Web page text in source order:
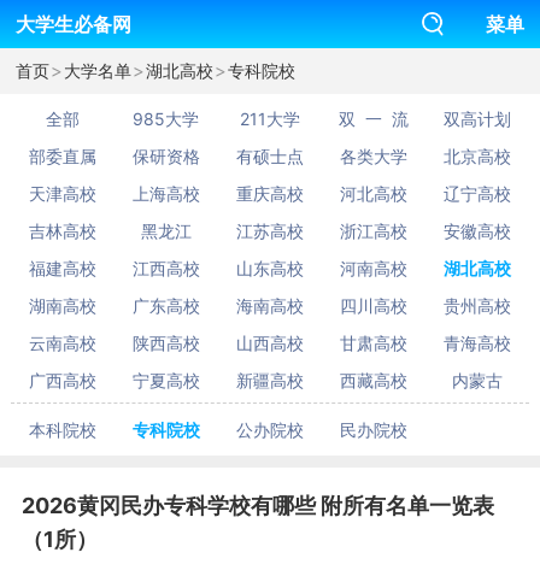
大学生必备网 菜单
首页>大学名单>湖北高校>专科院校
全部 985大学 211大学 双 一 流
双高计划
部委直属
保研资格 有硕士点 各类大学
北京高校
天津高校
上海高校 重庆高校 河北高校
辽宁高校
吉林高校
黑龙江 江苏高校 浙江高校
安徽高校
福建高校
江西高校 山东高校 河南高校
湖北高校
湖南高校
广东高校 海南高校 四川高校
贵州高校
云南高校
陕西高校 山西高校 甘肃高校
青海高校
广西高校
宁夏高校 新疆高校 西藏高校 内蒙古
本科院校 专科院校 公办院校 民办院校
2026黄冈民办专科学校有哪些 附所有名单一览表
（1所）